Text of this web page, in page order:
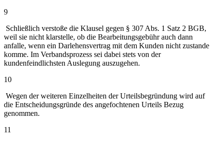
9
Schließlich verstoße die Klausel gegen § 307 Abs. 1 Satz 2 BGB,
weil sie nicht klarstelle, ob die Bearbeitungsgebühr auch dann
anfalle, wenn ein Darlehensvertrag mit dem Kunden nicht zustande
komme. Im Verbandsprozess sei dabei stets von der
kundenfeindlichsten Auslegung auszugehen.
10
Wegen der weiteren Einzelheiten der Urteilsbegründung wird auf
die Entscheidungsgründe des angefochtenen Urteils Bezug
genommen.
11